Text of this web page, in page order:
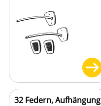
32 Federn, Aufhängung